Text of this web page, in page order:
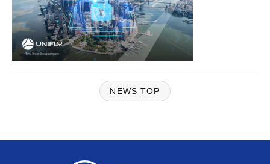
NEWS TOP